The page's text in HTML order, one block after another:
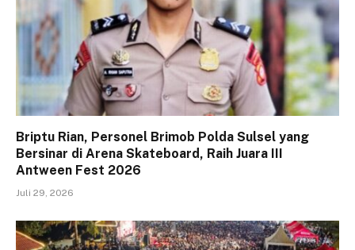
Briptu Rian, Personel Brimob Polda Sulsel yang
Bersinar di Arena Skateboard, Raih Juara III
Antween Fest 2026
Juli 29, 2026